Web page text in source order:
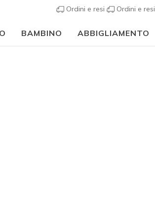
Ordini e resi Ordini e resi
BAMBINO ABBIGLIAMENTO